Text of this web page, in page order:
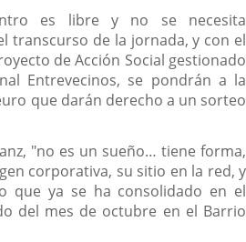
es libre y no se necesita
transcurso de la jornada, y con el
de Acción Social gestionado
Entrevecinos, se pondrán a la
que darán derecho a un sorteo
"no es un sueño… tiene forma,
corporativa, su sitio en la red, y
que ya se ha consolidado en el
del mes de octubre en el Barrio